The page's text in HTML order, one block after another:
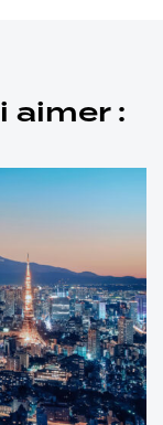
aimer :